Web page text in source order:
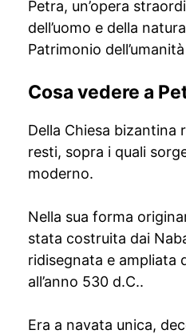
Petra, un’opera
dell’uomo e della
Patrimonio
Cosa vedere a
Della Chiesa bizantina
resti, sopra i quali
moderno.
Nella sua forma
stata costruita dai
ridisegnata e ampliata
all’anno 530 d.C..
Era a navata unica,